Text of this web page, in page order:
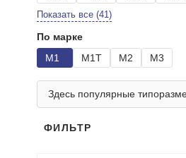
Показать все (41)
По марке
М1
М1Т М2 М3
Здесь популярные
ФИЛЬТР